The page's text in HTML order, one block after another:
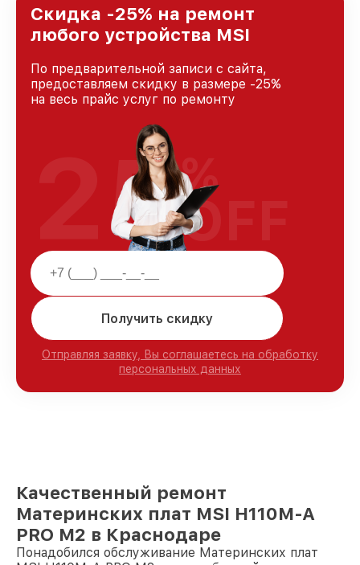
Краснодаре, постоянно повышая уровень
доверия и лояльности наших клиентов.
Скидка -25% на ремонт
любого устройства MSI
По предварительной записи с сайта,
предоставляем скидку в размере -25%
на весь прайс услуг по ремонту
Получить скидку
Отправляя заявку, Вы соглашаетесь на обработку
персональных данных
25%
OFF
Качественный ремонт
Материнских плат MSI H110M-A
PRO M2 в Краснодаре
Понадобился обслуживание Материнских плат